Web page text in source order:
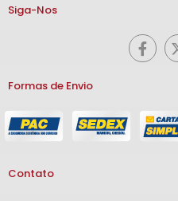
Siga-Nos
Formas de Envio
Contato